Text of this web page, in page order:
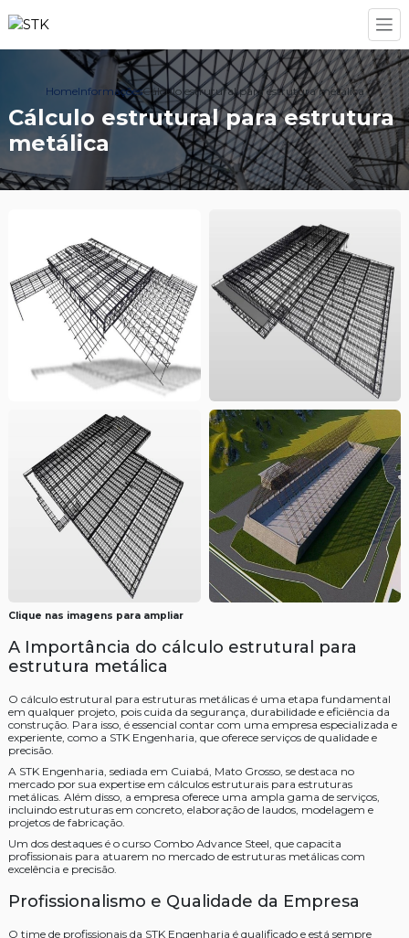
HomeInformaçõesCálculo estrutural para estrutura metálica
Cálculo estrutural para estrutura
metálica
Clique nas imagens para ampliar
A Importância do cálculo estrutural para
estrutura metálica
O cálculo estrutural para estruturas metálicas é uma etapa fundamental
em qualquer projeto, pois cuida da segurança, durabilidade e eficiência da
construção. Para isso, é essencial contar com uma empresa especializada e
experiente, como a STK Engenharia, que oferece serviços de qualidade e
precisão.
A STK Engenharia, sediada em Cuiabá, Mato Grosso, se destaca no
mercado por sua expertise em cálculos estruturais para estruturas
metálicas. Além disso, a empresa oferece uma ampla gama de serviços,
incluindo estruturas em concreto, elaboração de laudos, modelagem e
projetos de fabricação.
Um dos destaques é o curso Combo Advance Steel, que capacita
profissionais para atuarem no mercado de estruturas metálicas com
excelência e precisão.
Profissionalismo e Qualidade da Empresa
O time de profissionais da STK Engenharia é qualificado e está sempre